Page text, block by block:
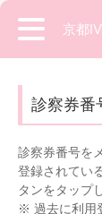
京都
診察券番
診察券番号を
登録されてい
タンをタップ
※ 過去に利用